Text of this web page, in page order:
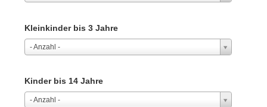
Kleinkinder bis 3 Jahre
- Anzahl -
Kinder bis 14 Jahre
- Anzahl -